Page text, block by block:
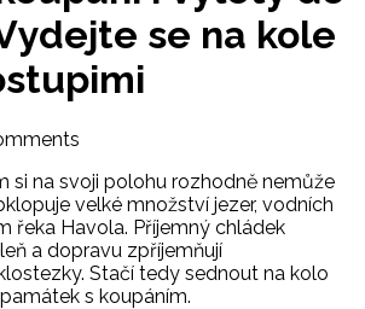
se na kole
si na svoji polohu rozhodně nemůže
velké množství jezer, vodních
řeka Havola. Příjemný chládek
a dopravu zpříjemňují
Stačí tedy sednout na kolo
s koupáním.